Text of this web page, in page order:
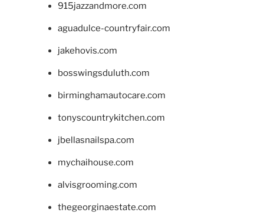
915jazzandmore.com
aguadulce-countryfair.com
jakehovis.com
bosswingsduluth.com
birminghamautocare.com
tonyscountrykitchen.com
jbellasnailspa.com
mychaihouse.com
alvisgrooming.com
thegeorginaestate.com